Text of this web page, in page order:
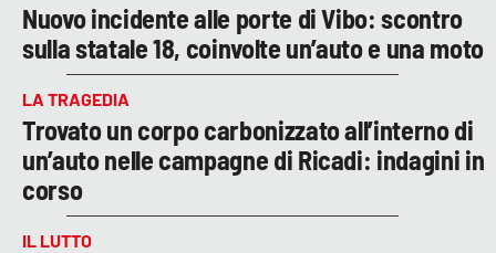
Nuovo incidente alle porte di Vibo: scontro
sulla statale 18, coinvolte un’auto e una moto
LA TRAGEDIA
Trovato un corpo carbonizzato all’interno di
un’auto nelle campagne di Ricadi: indagini in
corso
IL LUTTO